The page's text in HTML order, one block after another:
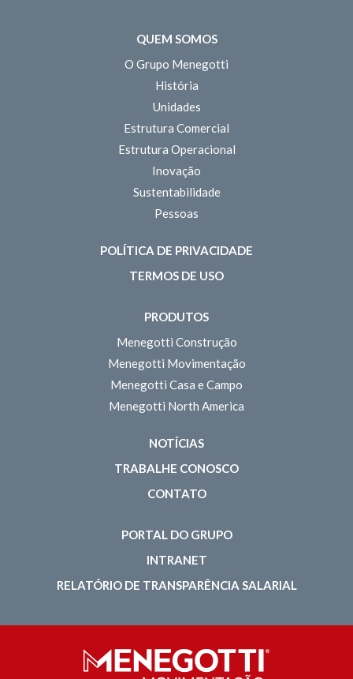
QUEM SOMOS
O Grupo Menegotti
História
Unidades
Estrutura Comercial
Estrutura Operacional
Inovação
Sustentabilidade
Pessoas
POLÍTICA DE PRIVACIDADE
TERMOS DE USO
PRODUTOS
Menegotti Construção
Menegotti Movimentação
Menegotti Casa e Campo
Menegotti North America
NOTÍCIAS
TRABALHE CONOSCO
CONTATO
PORTAL DO GRUPO
INTRANET
RELATÓRIO DE TRANSPARÊNCIA SALARIAL